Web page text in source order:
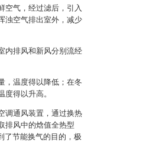
空气，经过滤后，引入
浊空气排出室外，减少
内排风和新风分别流经
，温度得以降低；在冬
得以升高。
调通风装置，通过换热
排风中的焓值全热型
了节能换气的目的，极